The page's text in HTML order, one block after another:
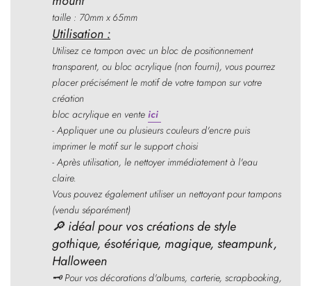
taille : 70mm x 65mm
Utilisation :
Utilisez ce tampon avec un bloc de positionnement
transparent, ou bloc acrylique (non fourni), vous pourrez
placer précisément le motif de votre tampon sur votre
création
bloc acrylique en vente ici
- Appliquer une ou plusieurs couleurs d'encre puis
imprimer le motif sur le support choisi
- Après utilisation, le nettoyer immédiatement à l'eau
claire.
Vous pouvez également utiliser un nettoyant pour tampons
(vendu séparément)
🔎idéal pour vos créations de style
gothique, ésotérique, magique, steampunk,
Halloween
🗝Pour vos décorations d'albums, carterie, scrapbooking,